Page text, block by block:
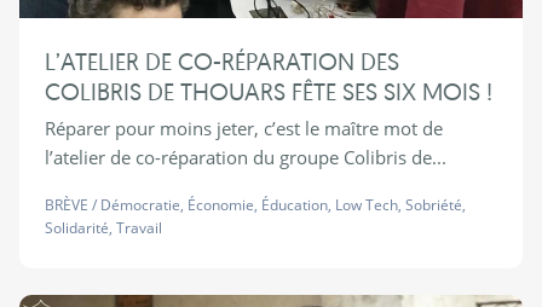
L’ATELIER DE CO-RÉPARATION DES
COLIBRIS DE THOUARS FÊTE SES SIX MOIS !
Réparer pour moins jeter, c’est le maître mot de
l’atelier de co-réparation du groupe Colibris de...
BRÈVE / Démocratie, Économie, Éducation, Low Tech, Sobriété,
Solidarité, Travail